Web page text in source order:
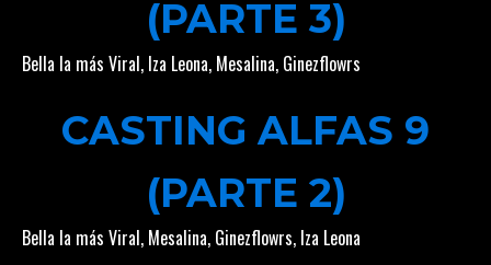
(PARTE 3)
Bella la más Viral, Iza Leona, Mesalina, Ginezflowrs
CASTING ALFAS 9
(PARTE 2)
Bella la más Viral, Mesalina, Ginezflowrs, Iza Leona